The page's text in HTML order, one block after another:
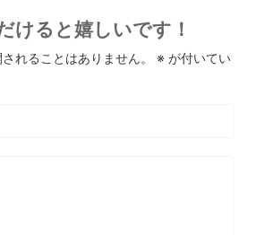
けると嬉しいです！
れることはありません。 ※ が付いてい